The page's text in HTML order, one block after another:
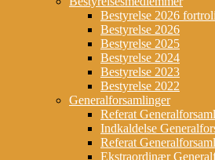
Bestyrelse 2026
Bestyrelse 2026
Bestyrelse 2025
Bestyrelse 2024
Bestyrelse 2023
Bestyrelse 2022
Generalforsamlinger
Referat
Indkaldelse
Referat
Ekstraordinær